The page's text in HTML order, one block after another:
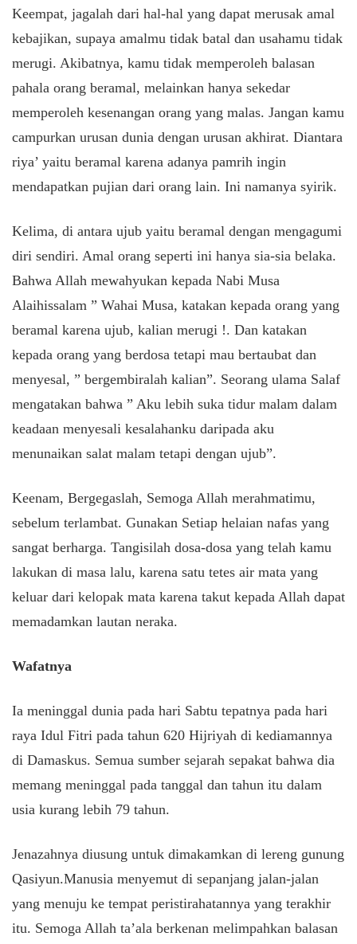
Keempat, jagalah dari hal-hal yang dapat merusak amal
kebajikan, supaya amalmu tidak batal dan usahamu tidak
merugi. Akibatnya, kamu tidak memperoleh balasan
pahala orang beramal, melainkan hanya sekedar
memperoleh kesenangan orang yang malas. Jangan kamu
campurkan urusan dunia dengan urusan akhirat. Diantara
riya’ yaitu beramal karena adanya pamrih ingin
mendapatkan pujian dari orang lain. Ini namanya syirik.
Kelima, di antara ujub yaitu beramal dengan mengagumi
diri sendiri. Amal orang seperti ini hanya sia-sia belaka.
Bahwa Allah mewahyukan kepada Nabi Musa
Alaihissalam ” Wahai Musa, katakan kepada orang yang
beramal karena ujub, kalian merugi !. Dan katakan
kepada orang yang berdosa tetapi mau bertaubat dan
menyesal, ” bergembiralah kalian”. Seorang ulama Salaf
mengatakan bahwa ” Aku lebih suka tidur malam dalam
keadaan menyesali kesalahanku daripada aku
menunaikan salat malam tetapi dengan ujub”.
Keenam, Bergegaslah, Semoga Allah merahmatimu,
sebelum terlambat. Gunakan Setiap helaian nafas yang
sangat berharga. Tangisilah dosa-dosa yang telah kamu
lakukan di masa lalu, karena satu tetes air mata yang
keluar dari kelopak mata karena takut kepada Allah dapat
memadamkan lautan neraka.
Wafatnya
Ia meninggal dunia pada hari Sabtu tepatnya pada hari
raya Idul Fitri pada tahun 620 Hijriyah di kediamannya
di Damaskus. Semua sumber sejarah sepakat bahwa dia
memang meninggal pada tanggal dan tahun itu dalam
usia kurang lebih 79 tahun.
Jenazahnya diusung untuk dimakamkan di lereng gunung
Qasiyun.Manusia menyemut di sepanjang jalan-jalan
yang menuju ke tempat peristirahatannya yang terakhir
itu. Semoga Allah ta’ala berkenan melimpahkan balasan